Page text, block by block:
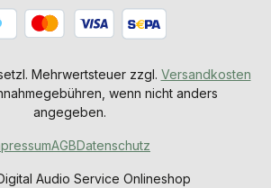
Mehrwertsteuer zzgl. Versandkosten
wenn nicht anders
angegeben.
Audio Service Onlineshop
AGBDatenschutz